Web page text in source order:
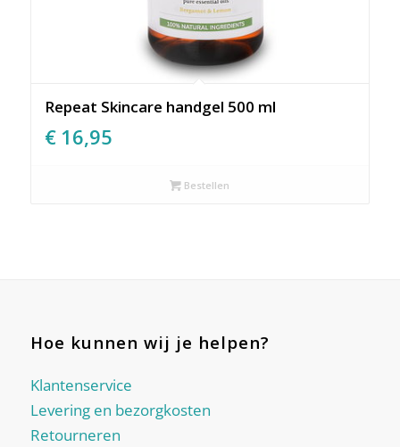
Repeat Skincare handgel 500 ml
€ 16,95
Bestellen
Hoe kunnen wij je helpen?
Klantenservice
Levering en bezorgkosten
Retourneren